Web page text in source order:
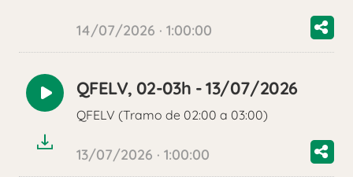
14/07/2026 · 1:00:00
Reproducir
audio
QFELV, 02-03h - 13/07/2026
QFELV (Tramo de 02:00 a 03:00)
13/07/2026 · 1:00:00